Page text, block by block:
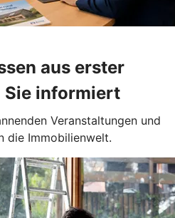
aus erster
Sie informiert
Veranstaltungen und
die Immobilienwelt.